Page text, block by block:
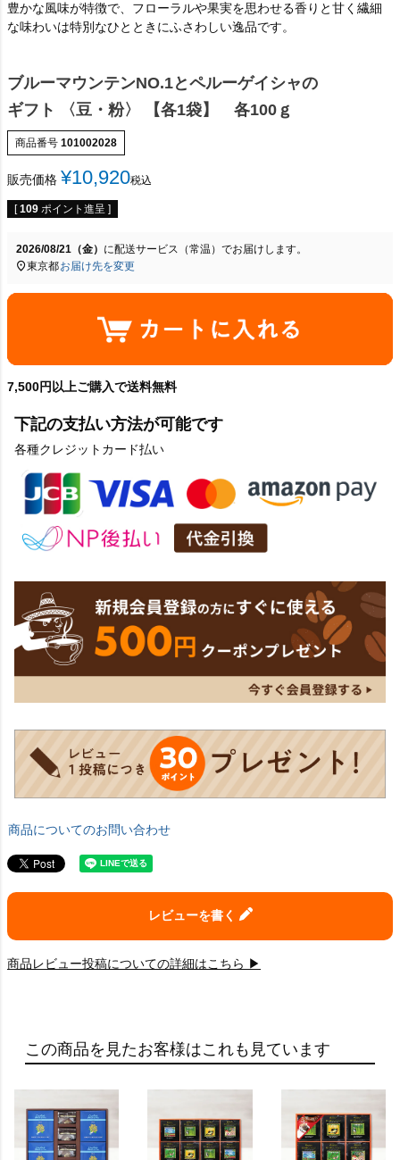
豊かな風味が特徴で、フローラルや果実を思わせる香りと甘く繊細
な味わいは特別なひとときにふさわしい逸品です。
ブルーマウンテンNO.1とペルーゲイシャの
ギフト 〈豆・粉〉 【各1袋】 各100ｇ
商品番号 101002028
販売価格 ¥10,920税込
[ 109 ポイント進呈 ]
2026/08/21（金） に配送サービス（常温） でお届けします。
東京都お届け先を変更
7,500円以上ご購入で送料無料
下記の支払い方法が可能です
各種クレジットカード払い
商品についてのお問い合わせ
レビューを書く
商品レビュー投稿についての詳細はこちら ▶
この商品を見たお客様はこれも見ています